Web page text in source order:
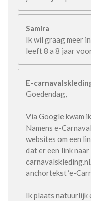
Samira
Ik wil graag meer
leeft 8 a 8 jaar
E-
Goedendag,
Via Google kwam
Namens e-
websites om een
dat er een link
anchortekst ‘e-
Ik plaats natuurlijk